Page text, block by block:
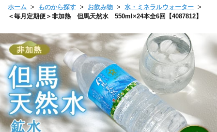
ホーム ものから探す お飲み物
水・ミネラルウォーター
＜毎月定期便＞非加熱 但馬天然水 550ml×24本全6回【4087812】